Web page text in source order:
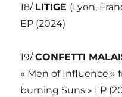
18/ LITIGE (Lyon,
EP (2024)
19/CONFETTI
« Men of Influence »
burning Suns » LP